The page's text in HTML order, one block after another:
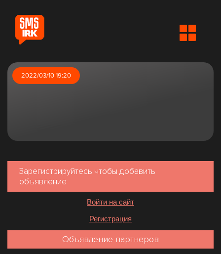
2022/03/10 19:20
Зарегистрируйтесь чтобы добавить
объявление
Войти на сайт
Регистрация
Объявление партнеров